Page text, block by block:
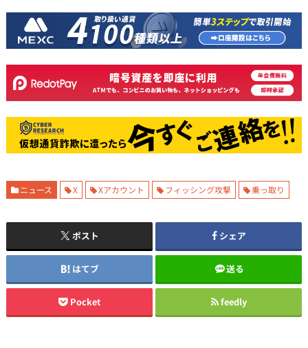
ニュース X Xアカウント フィッシング攻撃 乗っ取り
ポスト シェア
はてブ 送る
Pocket feedly